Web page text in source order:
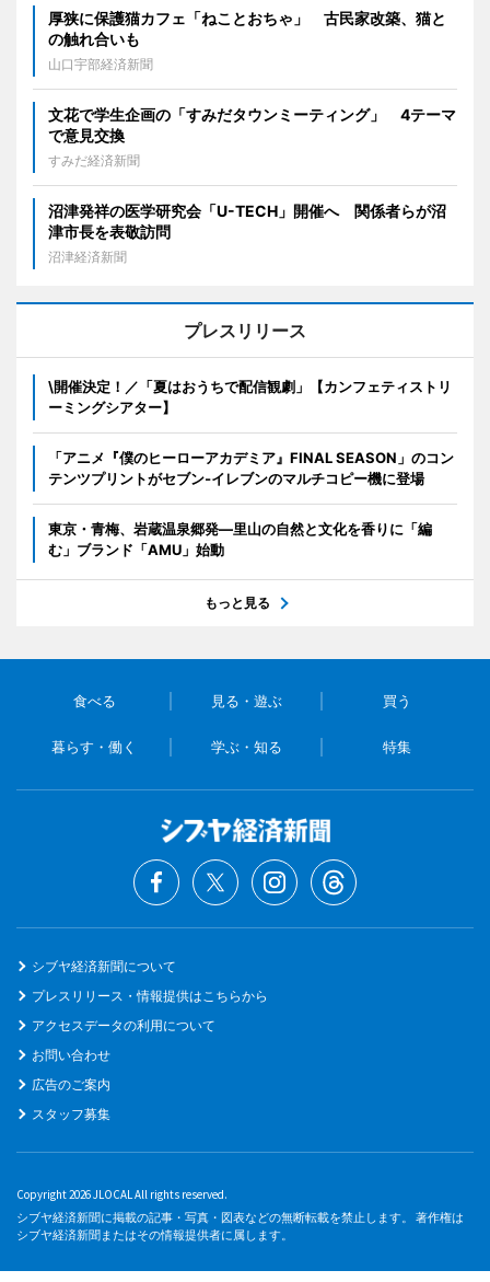
厚狭に保護猫カフェ「ねことおちゃ」 古民家改築、猫と
の触れ合いも
山口宇部経済新聞
文花で学生企画の「すみだタウンミーティング」 4テーマ
で意見交換
すみだ経済新聞
沼津発祥の医学研究会「U-TECH」開催へ 関係者らが沼
津市長を表敬訪問
沼津経済新聞
プレスリリース
\開催決定！／「夏はおうちで配信観劇」【カンフェティストリ
ーミングシアター】
「アニメ『僕のヒーローアカデミア』FINAL SEASON」のコン
テンツプリントがセブン‐イレブンのマルチコピー機に登場
東京・青梅、岩蔵温泉郷発―里山の自然と文化を香りに「編
む」ブランド「AMU」始動
もっと見る
食べる 見る・遊ぶ 買う
暮らす・働く 学ぶ・知る 特集
シブヤ経済新聞について
プレスリリース・情報提供はこちらから
アクセスデータの利用について
お問い合わせ
広告のご案内
スタッフ募集
Copyright 2026 JLOCAL All rights reserved.
シブヤ経済新聞に掲載の記事・写真・図表などの無断転載を禁止します。 著作権は
シブヤ経済新聞またはその情報提供者に属します。